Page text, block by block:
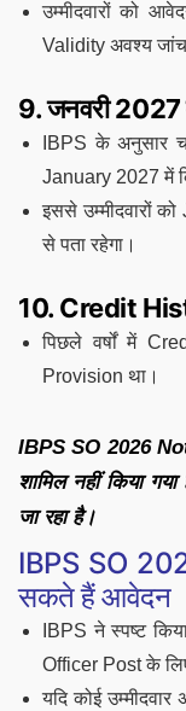
उम्मीदवारों को
Validity अवश्य जांच
9. जनवरी
IBPS के अनुसार
January 2027 में
इससे उम्मीदवारों
से पता रहेगा।
10. Credit
पिछले वर्षों में
Provision था।
IBPS SO 2026
शामिल नहीं किया गया
जा रहा है।
IBPS SO
सकते हैं आवेदन
IBPS ने स्पष्ट
Officer Post के
यदि कोई